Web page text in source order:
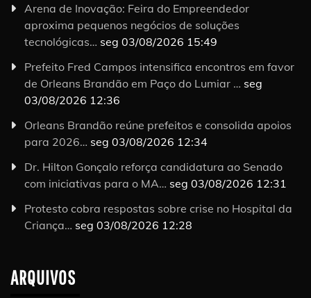
Arena de Inovação: Feira do Empreendedor
aproxima pequenos negócios de soluções
tecnológicas… seg 03/08/2026 15:49
Prefeito Fred Campos intensifica encontros em favor
de Orleans Brandão em Paço do Lumiar … seg
03/08/2026 12:36
Orleans Brandão reúne prefeitos e consolida apoios
para 2026… seg 03/08/2026 12:34
Dr. Hilton Gonçalo reforça candidatura ao Senado
com iniciativas para o MA… seg 03/08/2026 12:31
Protesto cobra respostas sobre crise no Hospital da
Criança… seg 03/08/2026 12:28
ARQUIVOS